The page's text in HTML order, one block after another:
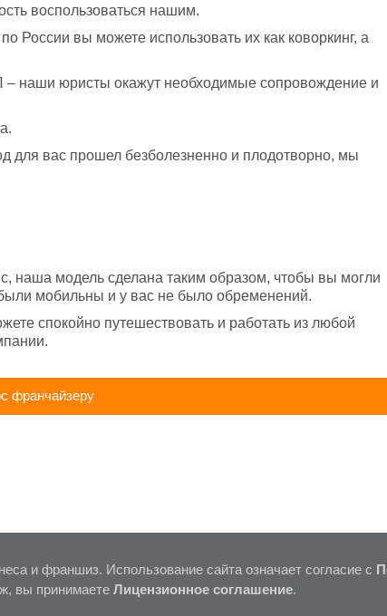
воспользоваться нашим.
России вы можете использовать их как коворкинг, а
наши юристы окажут необходимые сопровождение и
для вас прошел безболезненно и плодотворно, мы
наша модель сделана таким образом, чтобы вы могли
мобильны и у вас не было обременений.
спокойно путешествовать и работать из любой
франчайзеру
и франшиз. Использование сайта означает согласие с
вы принимаете Лицензионное соглашение.